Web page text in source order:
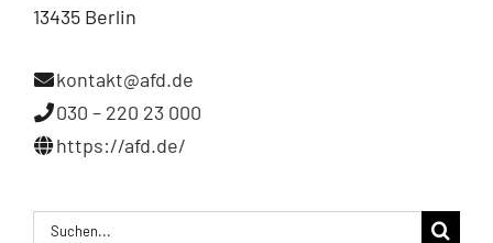
13435 Berlin
kontakt@afd.de
030 – 220 23 000
https://afd.de/
Suche